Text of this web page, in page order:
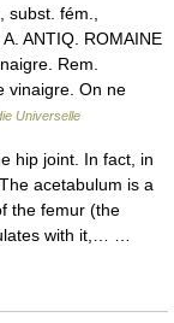
fém.,
ANTIQ. ROMAINE
Rem.
vinaigre. On ne
Universelle
hip joint. In fact, in
acetabulum is a
the femur (the
with it,… …